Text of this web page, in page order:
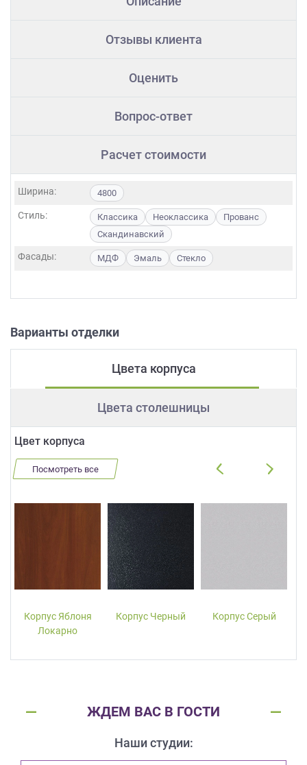
Отзывы клиента
Оценить
Вопрос-ответ
Расчет стоимости
Ширина: 4800
Стиль: Классика Неоклассика
Прованс
Скандинавский
Фасады: МДФ Эмаль Стекло
Варианты отделки
Цвета корпуса
Цвета столешницы
Цвет корпуса
Посмотреть все
Корпус Яблоня
Локарно
Корпус Черный Корпус Серый
ЖДЕМ ВАС В ГОСТИ
Наши студии: